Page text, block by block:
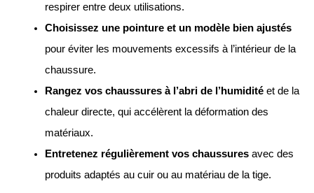
respirer entre deux utilisations.
Choisissez une pointure et un modèle bien ajustés
pour éviter les mouvements excessifs à l’intérieur de la
chaussure.
Rangez vos chaussures à l’abri de l’humiditéet de la
chaleur directe, qui accélèrent la déformation des
matériaux.
Entretenez régulièrement vos chaussuresavec des
produits adaptés au cuir ou au matériau de la tige.